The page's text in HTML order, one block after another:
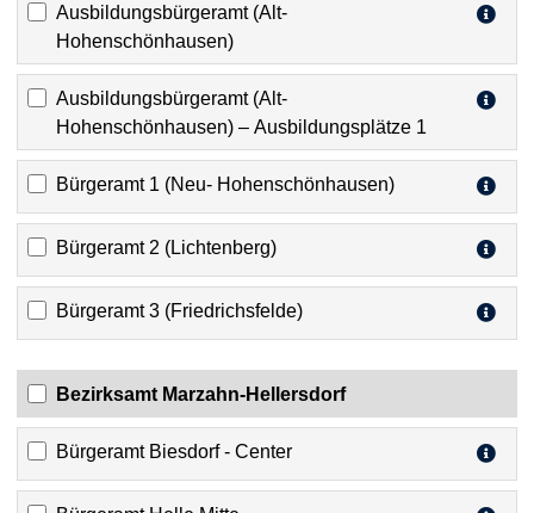
Ausbildungsbürgeramt (Alt-
Hohenschönhausen)
Ausbildungsbürgeramt (Alt-
Hohenschönhausen) – Ausbildungsplätze 1
Bürgeramt 1 (Neu- Hohenschönhausen)
Bürgeramt 2 (Lichtenberg)
Bürgeramt 3 (Friedrichsfelde)
Bezirksamt Marzahn-Hellersdorf
Bürgeramt Biesdorf - Center